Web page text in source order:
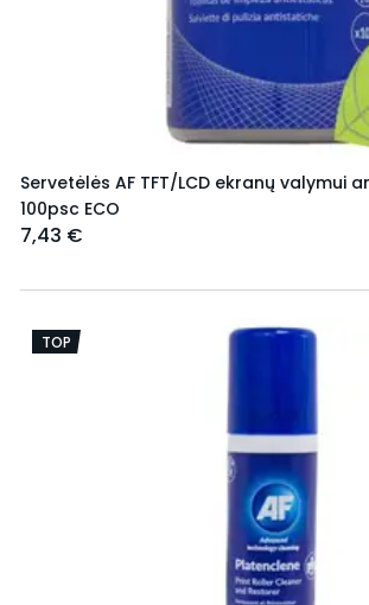
Servetėlės AF TFT/LCD ekranų valymui
100psc ECO
7,43 €
TOP